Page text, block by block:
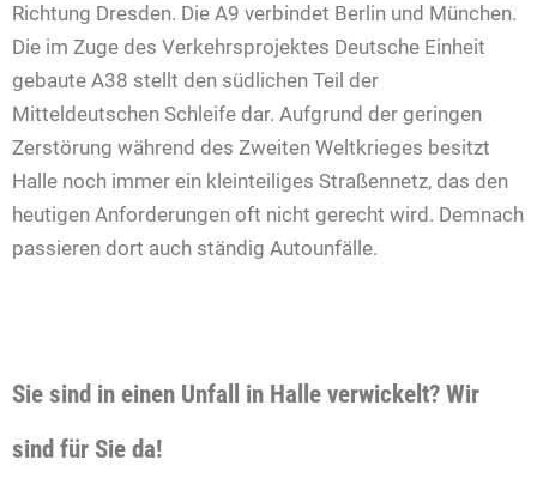
Richtung Dresden. Die A9 verbindet Berlin und München.
Die im Zuge des Verkehrsprojektes Deutsche Einheit
gebaute A38 stellt den südlichen Teil der
Mitteldeutschen Schleife dar. Aufgrund der geringen
Zerstörung während des Zweiten Weltkrieges besitzt
Halle noch immer ein kleinteiliges Straßennetz, das den
heutigen Anforderungen oft nicht gerecht wird. Demnach
passieren dort auch ständig Autounfälle.
Sie sind in einen Unfall in Halle verwickelt? Wir
sind für Sie da!